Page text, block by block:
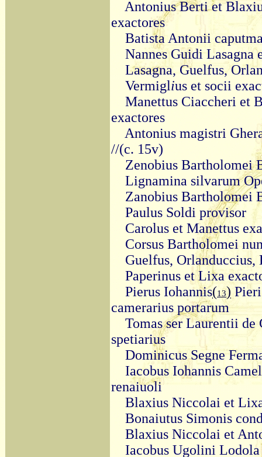
Antonius Berti et
exactores
Batista Antonii
Nannes Guidi Lasagna
Lasagna, Guelfus,
Vermiglius et socii
Manettus Ciaccheri et
exactores
Antonius magistri
//(c. 15v)
Zenobius Bartholomei
Lignamina silvarum
Zanobius Bartholomei
Paulus Soldi provisor
Carolus et Manettus
Corsus Bartholomei
Guelfus, Orlanduccius,
Paperinus et Lixa
Pierus Iohannis(13)
camerarius portarum
Tomas ser Laurentii de
spetiarius
Dominicus Segne
Iacobus Iohannis
renaiuoli
Blaxius Niccolai et
Bonaiutus Simonis
Blaxius Niccolai et
Iacobus Ugolini